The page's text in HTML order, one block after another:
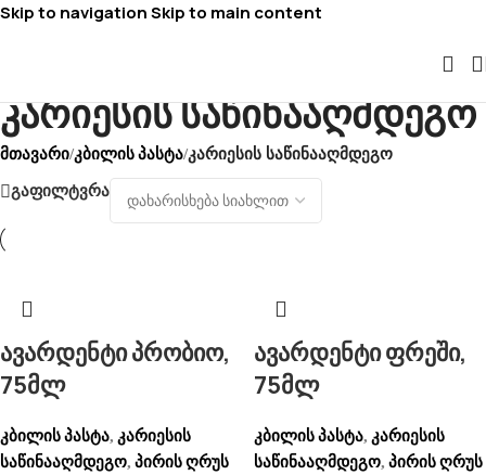
Skip to navigationSkip to main content
კარიესის საწინააღმდეგო
მთავარი/კბილის პასტა/კარიესის საწინააღმდეგო
გაფილტვრა
ავარდენტი პრობიო,
75მლ
კბილის პასტა, კარიესის
საწინააღმდეგო, პირის ღრუს
ავარდენტი ფრეში,
75მლ
კბილის პასტა, კარიესის
საწინააღმდეგო, პირის ღრუს